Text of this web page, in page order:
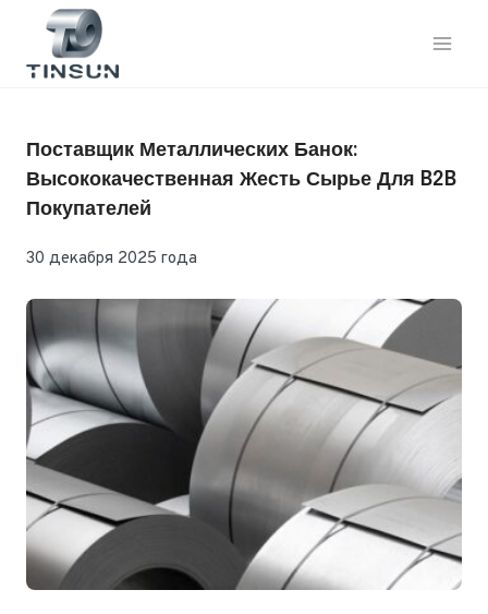
Перейти
контенту
Поставщик Металлических Банок:
Высококачественная Жесть Сырье Для B2B
Покупателей
30 декабря 2025 года